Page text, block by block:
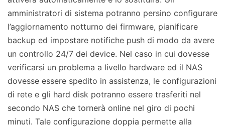
amministratori di sistema potranno persino configurare
l’aggiornamento notturno dei firmware, pianificare
backup ed impostare notifiche push di modo da avere
un controllo 24/7 dei device. Nel caso in cui dovesse
verificarsi un problema a livello hardware ed il NAS
dovesse essere spedito in assistenza, le configurazioni
di rete e gli hard disk potranno essere trasferiti nel
secondo NAS che tornerà online nel giro di pochi
minuti. Tale configurazione doppia permette alla